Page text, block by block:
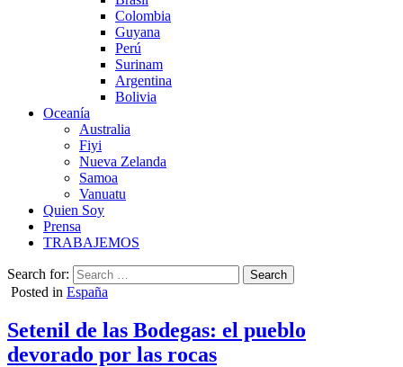
Colombia
Guyana
Perú
Surinam
Argentina
Bolivia
Oceanía
Australia
Fiyi
Nueva Zelanda
Samoa
Vanuatu
Quien Soy
Prensa
TRABAJEMOS
Search for:
Posted in España
Setenil de las Bodegas: el pueblo
devorado por las rocas